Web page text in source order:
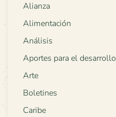
Alianza
Alimentación
Análisis
Aportes para el desarrollo
Arte
Boletines
Caribe